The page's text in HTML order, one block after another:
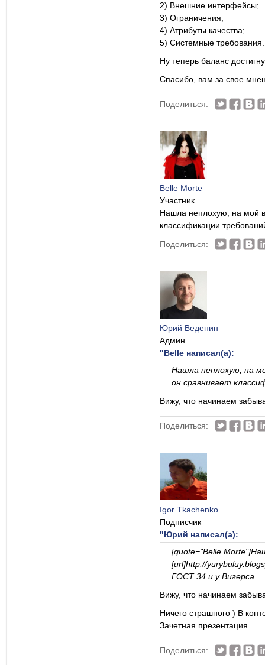
2) Внешние интерфейсы;
3) Ограничения;
4) Атрибуты качества;
5) Системные требования.
Ну теперь баланс
Спасибо, вам за свое
Поделиться:
Belle Morte
Участник
Нашла неплохую, на мой
классификации
Поделиться:
Юрий Веденин
Админ
"Belle написал(а):
Нашла неплохую, на
он сравнивает
Вижу, что начинаем
Поделиться:
Igor Tkachenko
Подписчик
"Юрий написал(а):
[quote="Belle
[url]http://
ГОСТ 34 и у Вигерса
Вижу, что начинаем
Ничего страшного ) В
Зачетная презентация.
Поделиться: